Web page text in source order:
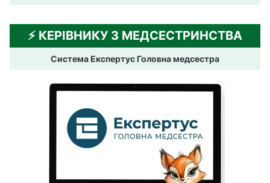
⚡️ КЕРІВНИКУ З МЕДСЕСТРИНСТВА
Система Експертус Головна медсестра